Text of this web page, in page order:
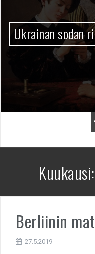
Ukrainan sodan
Kuukausi:
Berliinin
27.5.2019